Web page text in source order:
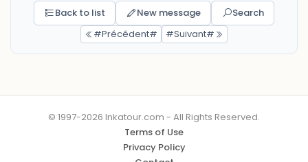
Back to list New message
Search
#Précédent#
#Suivant#
© 1997-2026 Inkatour.com - All Rights Reserved.
Terms of Use
Privacy Policy